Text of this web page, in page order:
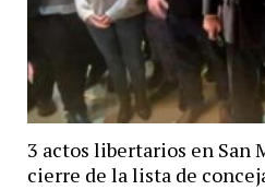
3 actos libertarios en San
cierre de la lista de